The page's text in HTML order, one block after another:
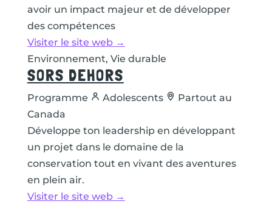
avoir un impact majeur et de développer
des compétences
Visiter le site web →
Environnement, Vie durable
SORS DEHORS
Programme Adolescents
Partout au
Canada
Développe ton leadership en développant
un projet dans le domaine de la
conservation tout en vivant des aventures
en plein air.
Visiter le site web →